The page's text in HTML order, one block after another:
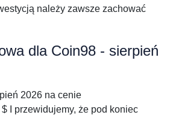
należy zawsze zachować
dla Coin98 - sierpień
2026 na cenie
I przewidujemy, że pod koniec